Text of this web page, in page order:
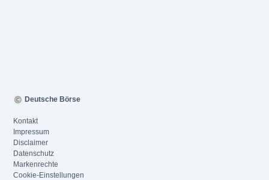
Deutsche Börse
Kontakt
Impressum
Disclaimer
Datenschutz
Markenrechte
Cookie-Einstellungen